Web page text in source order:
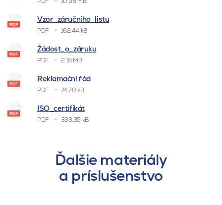
Vzor_záručního_listu
PDF 162.44 kB
Žádost_o_záruku
PDF 2.18 MB
Reklamační řád
PDF 74.70 kB
ISO_certifikát
PDF 333.35 kB
Ďalšie materiály
a príslušenstvo